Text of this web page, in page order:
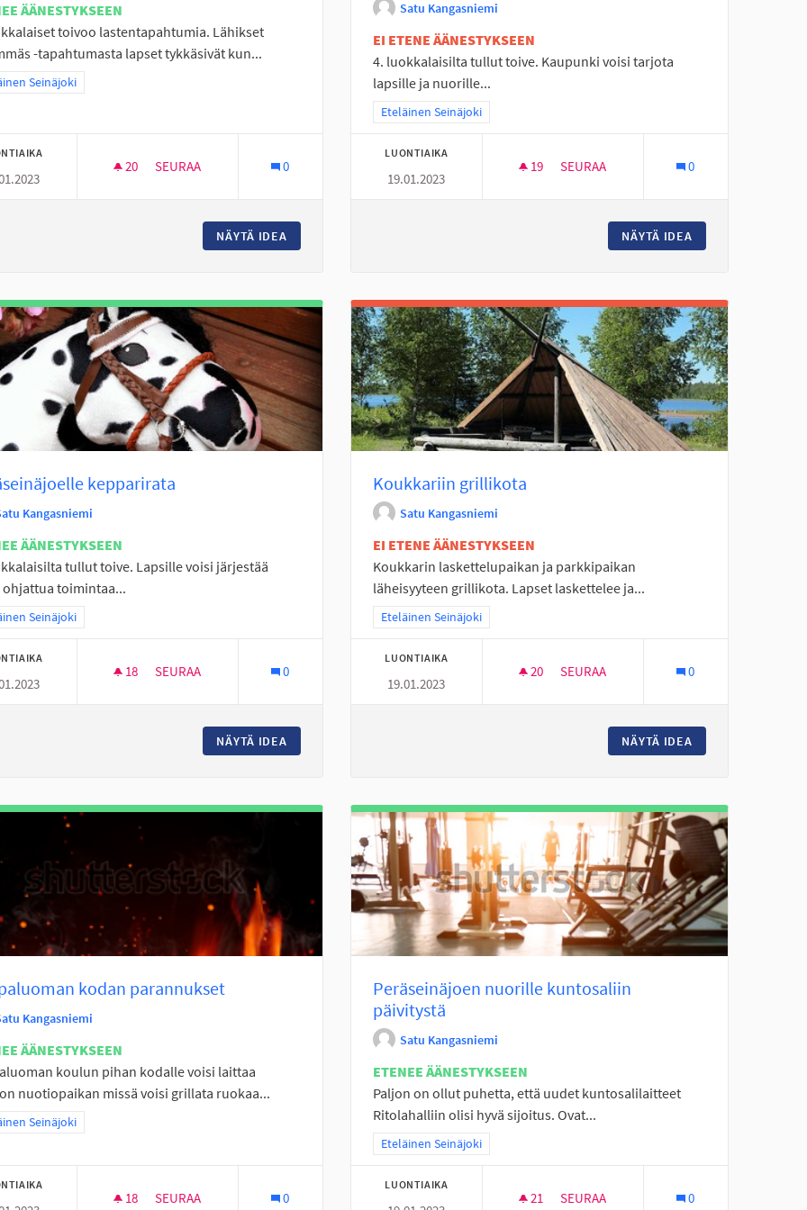
ÄÄNESTYKSEEN
toivoo lastentapahtumia. Lähikset
-tapahtumasta lapset tykkäsivät kun...
tulokset teeman mukaan: Eteläinen Seinäjoki
Seinäjoki
20 20 SEURAAJAA
SEURAA 0
NÄYTÄ IDEA
Satu Kangasniemi
EI ETENE ÄÄNESTYKSEEN
4. luokkalaisilta tullut toive. Kaupunki voisi tarjota
lapsille ja nuorille...
Rajaa tulokset teeman mukaan: Eteläinen Seinäjoki
Eteläinen Seinäjoki
LUONTIAIKA
19.01.2023
19 19 SEURAAJAA
SEURAA 0
NÄYTÄ IDEA
kepparirata
Kangasniemi
ÄÄNESTYKSEEN
tullut toive. Lapsille voisi järjestää
ohjattua toimintaa...
tulokset teeman mukaan: Eteläinen Seinäjoki
Seinäjoki
18 18 SEURAAJAA
SEURAA 0
NÄYTÄ IDEA
Koukkariin grillikota
Satu Kangasniemi
EI ETENE ÄÄNESTYKSEEN
Koukkarin laskettelupaikan ja parkkipaikan
läheisyyteen grillikota. Lapset laskettelee ja...
Rajaa tulokset teeman mukaan: Eteläinen Seinäjoki
Eteläinen Seinäjoki
LUONTIAIKA
19.01.2023
20 20 SEURAAJAA
SEURAA 0
NÄYTÄ IDEA
kodan parannukset
Kangasniemi
ÄÄNESTYKSEEN
koulun pihan kodalle voisi laittaa
nuotiopaikan missä voisi grillata ruokaa...
tulokset teeman mukaan: Eteläinen Seinäjoki
Seinäjoki
18 18 SEURAAJAA
SEURAA 0
Peräseinäjoen nuorille kuntosaliin
päivitystä
Satu Kangasniemi
ETENEE ÄÄNESTYKSEEN
Paljon on ollut puhetta, että uudet kuntosalilaitteet
Ritolahalliin olisi hyvä sijoitus. Ovat...
Rajaa tulokset teeman mukaan: Eteläinen Seinäjoki
Eteläinen Seinäjoki
LUONTIAIKA
21 21 SEURAAJAA
SEURAA 0